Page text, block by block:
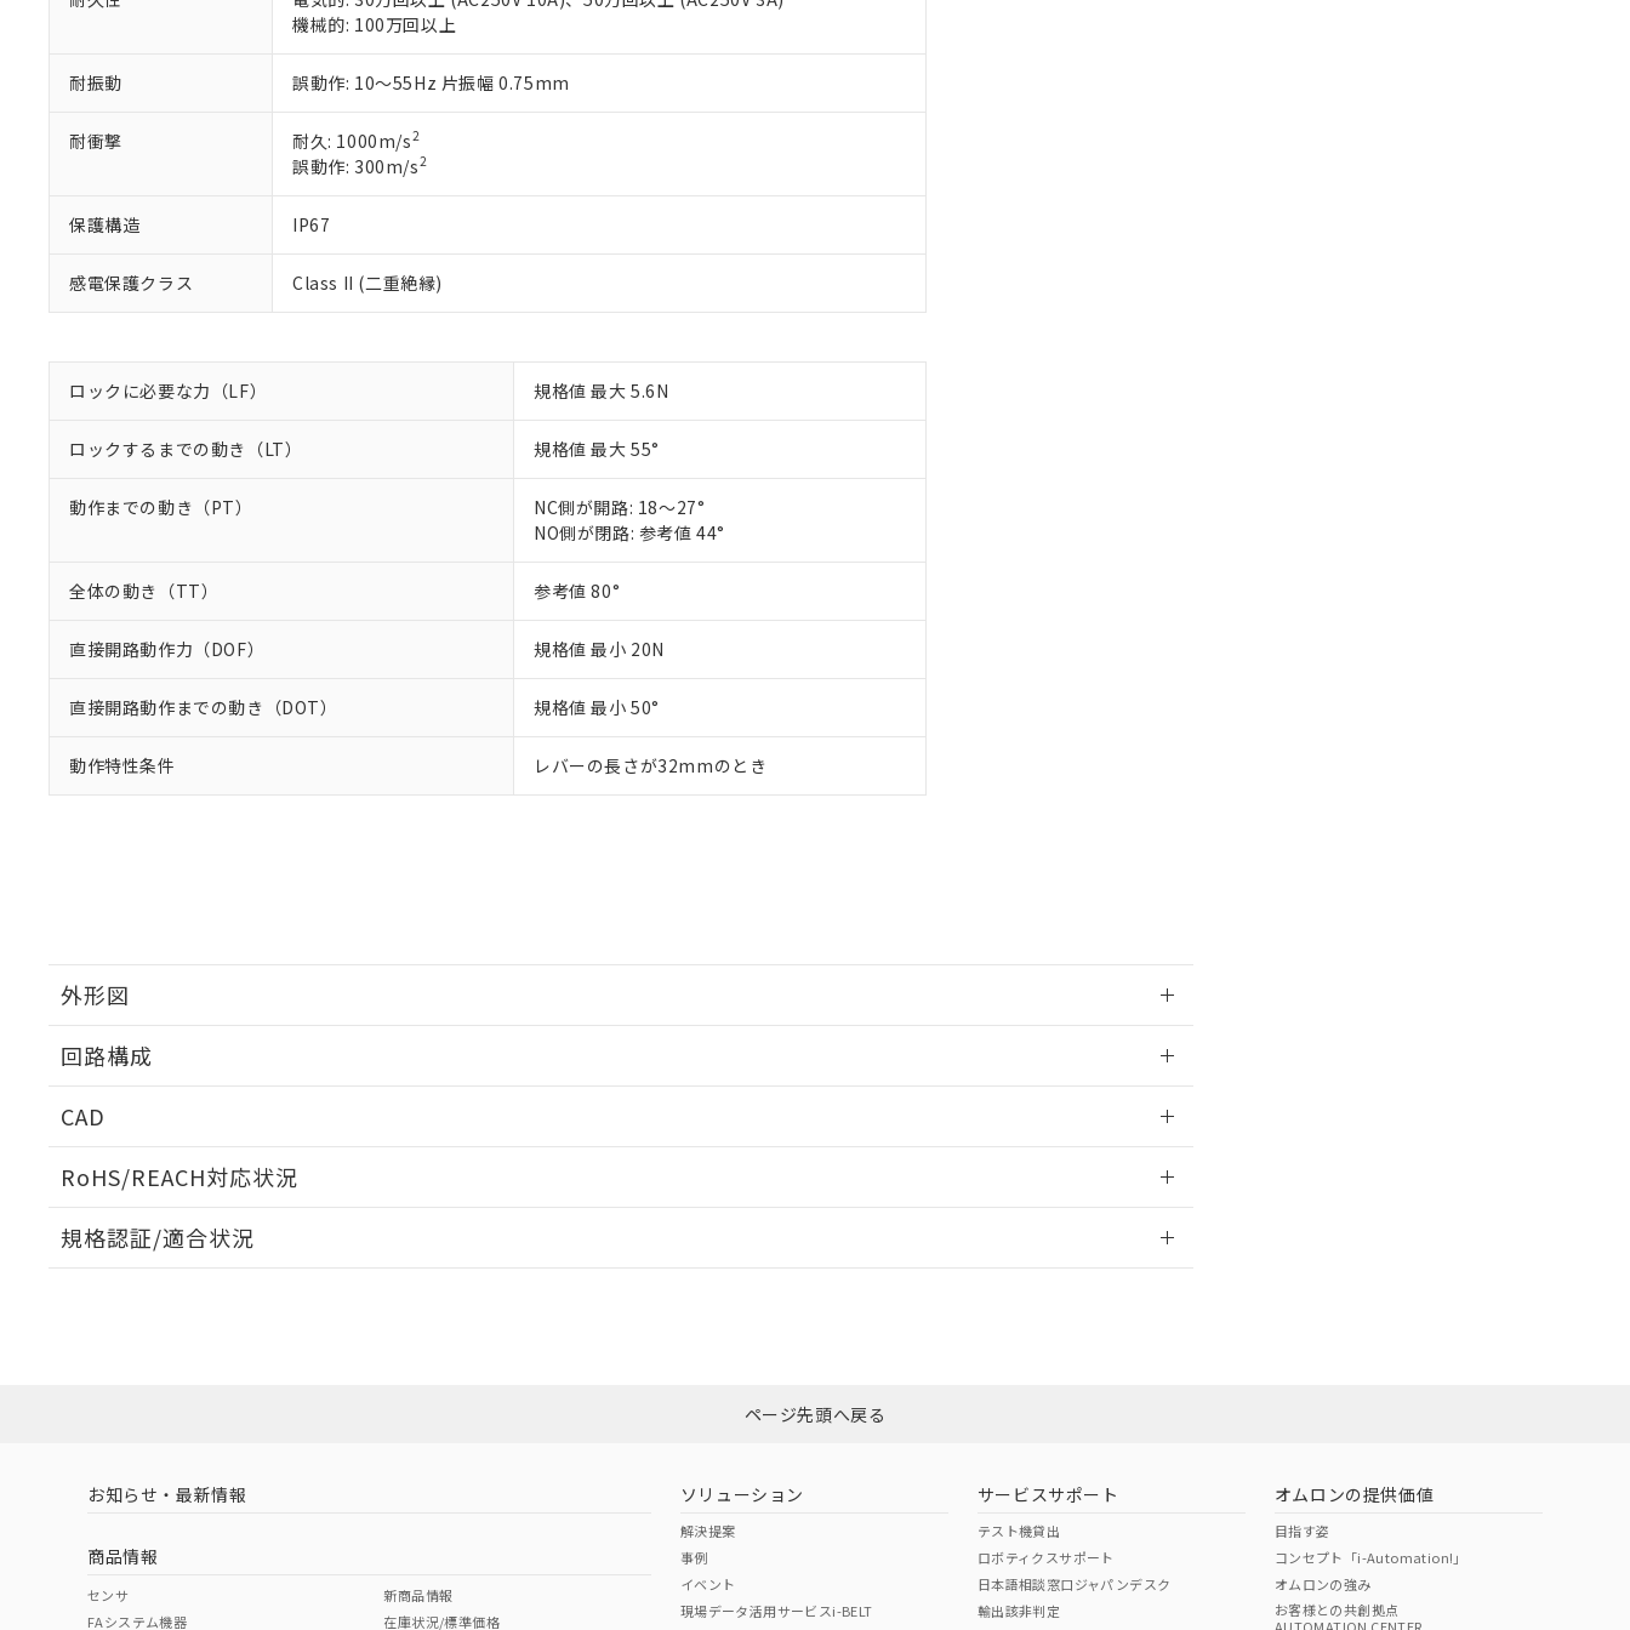
機械的: 100万回以上
耐振動 誤動作: 10～55Hz 片振幅 0.75mm
耐衝撃 耐久: 1000m/s2
誤動作: 300m/s2
保護構造 IP67
感電保護クラス Class II (二重絶縁)
ロックに必要な力（LF） 規格値 最大 5.6N
ロックするまでの動き（LT） 規格値 最大 55°
動作までの動き（PT）
NC側が開路: 18～27°
NO側が閉路: 参考値 44°
全体の動き（TT） 参考値 80°
直接開路動作力（DOF） 規格値 最小 20N
直接開路動作までの動き（DOT） 規格値 最小 50°
動作特性条件 レバーの長さが32mmのとき
外形図
回路構成
CAD
RoHS/REACH対応状況
EU RoHS 注意事項・凡例
ダウンロードはこちら
中国 RoHS 注意事項・凡例
中国 RoHS表
規格認証/適合状況
（イギリス
（ノルウェー
（日本
（アメリカ
当社販売員にご相談ください。
オムロン制御機器販売店や当社販売拠点は「販売ネットワーク
在庫状況および標準価格結果を当社の事前の承諾なく第三者に漏洩または開示しないようお願いしま
が、当社の製品・サービスに関するお客様との取引・商談に必要な範囲で利用することをご了承くだ
※当社の共同利用者とは、"個人情報の共同利用に関して"
の「1.共同利用者の範囲」に記載されて
いる法人を指します。
※2 対応予定月
部品在庫の切り替え状況などにより、予定月が前後することがあります。
※3 非含有証明書ダウンロード
EU RoHS指令（10物質）の非含有証明書
51物質の非含有証明書（当社基準）
また、RoHS指令のフタル酸エステル類４物質の対応では、対応完了までの期間は出荷製品に未対応品が
混在することから備考欄に対応日を記載しておりました。
※2 環境保護使用期限
「ｅ」：有害物質（10物質）のすべてが基準値以下であることを示します。
「10」：通常の使用状況下において有害物質が外部に漏えいし、環境に深刻な影響を及ぼさない年数を意
味します。
「－」：未確認です。当社販売部門へお問い合わせください。
当社は、貴社製品を第三者に販売する場合は、上記1、2および3の内容を当該第三者に通知します。
また当社は、販売先および販売に係わる関係者が違法に輸出するおそれがある場合は、取り引きをい
たしません。
△
－
在庫なし(最新の在庫状況については、お客様のお取引先、またはお客様担当のオムロン制御
機器販売店・当社販売員にご確認ください)
空
白
ページ先頭へ戻る
お知らせ・最新情報
商品情報
センサ
FAシステム機器
新商品情報
在庫状況/標準価格
ソリューション
解決提案
事例
イベント
現場データ活用サービスi-BELT
サービスサポート
テスト機貸出
ロボティクスサポート
日本語相談窓口ジャパンデスク
輸出該非判定
オムロンの提供価値
目指す姿
コンセプト「i-Automation!」
オムロンの強み
お客様との共創拠点